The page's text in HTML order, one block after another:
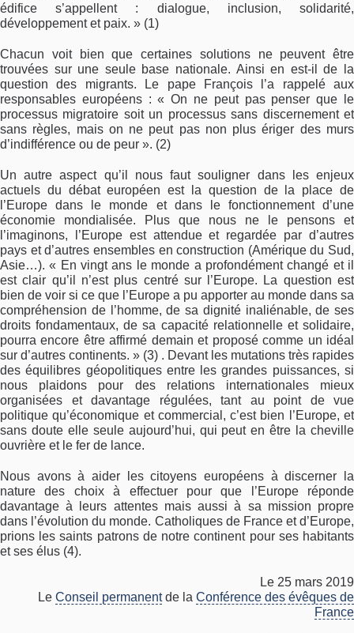
édifice s’appellent : dialogue, inclusion, solidarité,
développement et paix. » (1)
Chacun voit bien que certaines solutions ne peuvent être
trouvées sur une seule base nationale. Ainsi en est-il de la
question des migrants. Le pape François l’a rappelé aux
responsables européens : « On ne peut pas penser que le
processus migratoire soit un processus sans discernement et
sans règles, mais on ne peut pas non plus ériger des murs
d’indifférence ou de peur ». (2)
Un autre aspect qu’il nous faut souligner dans les enjeux
actuels du débat européen est la question de la place de
l’Europe dans le monde et dans le fonctionnement d’une
économie mondialisée. Plus que nous ne le pensons et
l’imaginons, l’Europe est attendue et regardée par d’autres
pays et d’autres ensembles en construction (Amérique du Sud,
Asie…). « En vingt ans le monde a profondément changé et il
est clair qu’il n’est plus centré sur l’Europe. La question est
bien de voir si ce que l’Europe a pu apporter au monde dans sa
compréhension de l’homme, de sa dignité inaliénable, de ses
droits fondamentaux, de sa capacité relationnelle et solidaire,
pourra encore être affirmé demain et proposé comme un idéal
sur d’autres continents. » (3) . Devant les mutations très rapides
des équilibres géopolitiques entre les grandes puissances, si
nous plaidons pour des relations internationales mieux
organisées et davantage régulées, tant au point de vue
politique qu’économique et commercial, c’est bien l’Europe, et
sans doute elle seule aujourd’hui, qui peut en être la cheville
ouvrière et le fer de lance.
Nous avons à aider les citoyens européens à discerner la
nature des choix à effectuer pour que l’Europe réponde
davantage à leurs attentes mais aussi à sa mission propre
dans l’évolution du monde. Catholiques de France et d’Europe,
prions les saints patrons de notre continent pour ses habitants
et ses élus (4).
Le 25 mars 2019
Le Conseil permanentde la Conférence des évêques de
France